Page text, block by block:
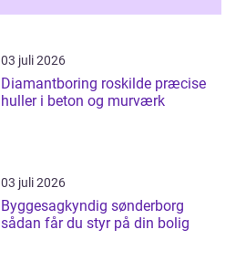
03 juli 2026
Diamantboring roskilde præcise
huller i beton og murværk
03 juli 2026
Byggesagkyndig sønderborg
sådan får du styr på din bolig